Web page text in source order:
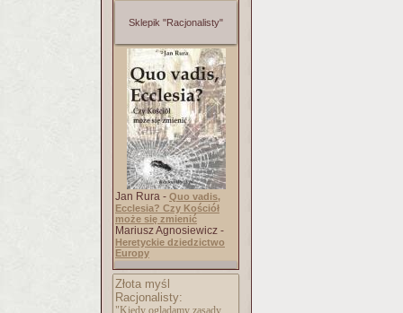
Sklepik "Racjonalisty"
Jan Rura - Quo vadis,
Ecclesia? Czy Kościół
może się zmienić
Mariusz Agnosiewicz -
Heretyckie dziedzictwo
Europy
Złota myśl
Racjonalisty:
"Kiedy oglądamy zasady